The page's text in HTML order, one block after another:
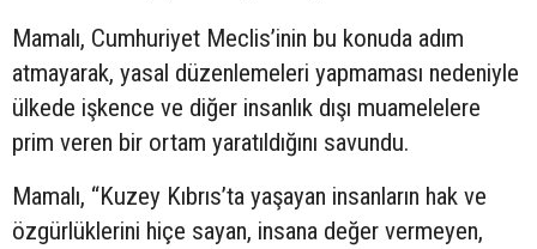
Mamalı, Cumhuriyet Meclis’inin bu konuda adım
atmayarak, yasal düzenlemeleri yapmaması nedeniyle
ülkede işkence ve diğer insanlık dışı muamelelere
prim veren bir ortam yaratıldığını savundu.
Mamalı, “Kuzey Kıbrıs’ta yaşayan insanların hak ve
özgürlüklerini hiçe sayan, insana değer vermeyen,